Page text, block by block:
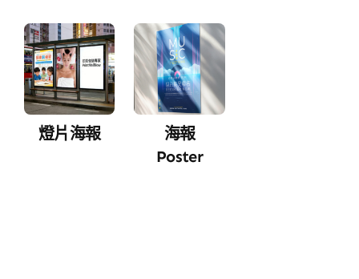
燈片海報
海報
Poster